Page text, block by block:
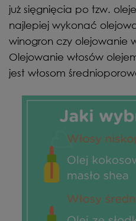
już sięgnięcia po tzw.
najlepiej wykonać
winogron czy olejowanie
Olejowanie włosów
jest włosom